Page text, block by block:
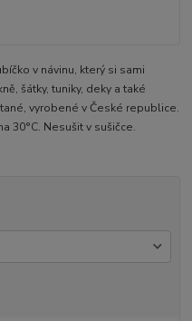
v návinu, který si sami
šátky, tuniky, deky a také
vyrobené v České republice.
30°C. Nesušit v sušičce.